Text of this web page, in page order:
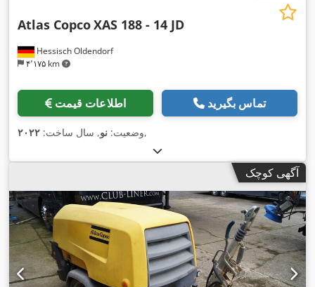
Hessisch Oldendorf
۴٬۱۷۵ km
Atlas CopcoXAS 188 - 14 JD
اطلاعات قیمت تماس بگیرید
وضعیت: نو, سال ساخت: ۲۰۲۲ ,
آگهی کوچک